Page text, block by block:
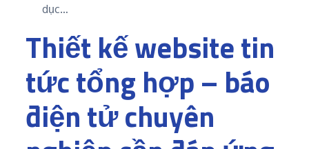
dục…
Thiết kế website tin
tức tổng hợp – báo
điện tử chuyên